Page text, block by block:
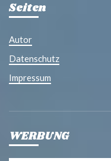
Seiten
Autor
Datenschutz
Impressum
WERBUNG